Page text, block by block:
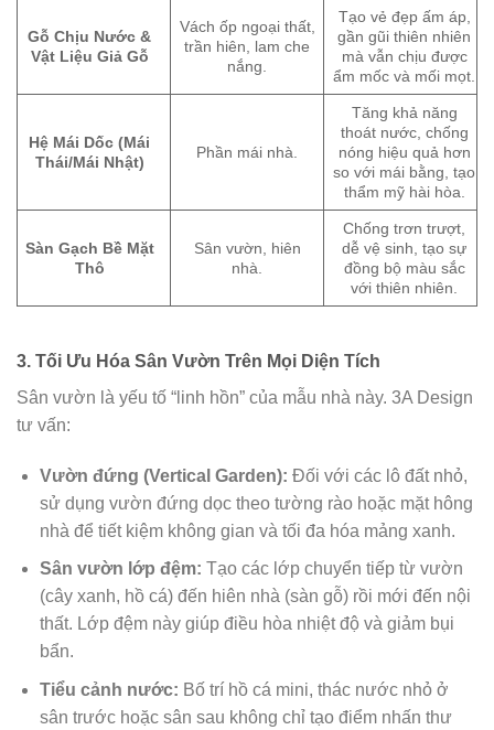
Gỗ Chịu Nước &
Vật Liệu Giả Gỗ
Vách ốp ngoại thất,
trần hiên, lam che
nắng.
Tạo vẻ đẹp ấm áp,
gần gũi thiên nhiên
mà vẫn chịu được
ẩm mốc và mối mọt.
Hệ Mái Dốc (Mái
Thái/Mái Nhật)
Phần mái nhà.
Tăng khả năng
thoát nước, chống
nóng hiệu quả hơn
so với mái bằng, tạo
thẩm mỹ hài hòa.
Sàn Gạch Bề Mặt
Thô
Sân vườn, hiên
nhà.
Chống trơn trượt,
dễ vệ sinh, tạo sự
đồng bộ màu sắc
với thiên nhiên.
3. Tối Ưu Hóa Sân Vườn Trên Mọi Diện Tích
Sân vườn là yếu tố “linh hồn” của mẫu nhà này. 3A Design
tư vấn:
Vườn đứng (Vertical Garden): Đối với các lô đất nhỏ,
sử dụng vườn đứng dọc theo tường rào hoặc mặt hông
nhà để tiết kiệm không gian và tối đa hóa mảng xanh.
Sân vườn lớp đệm: Tạo các lớp chuyển tiếp từ vườn
(cây xanh, hồ cá) đến hiên nhà (sàn gỗ) rồi mới đến nội
thất. Lớp đệm này giúp điều hòa nhiệt độ và giảm bụi
bẩn.
Tiểu cảnh nước: Bố trí hồ cá mini, thác nước nhỏ ở
sân trước hoặc sân sau không chỉ tạo điểm nhấn thư